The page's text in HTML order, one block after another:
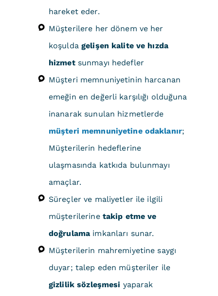
hareket eder.
Müşterilere her dönem ve her
koşuldagelişen kalite ve hızda
hizmetsunmayı hedefler
Müşteri memnuniyetinin harcanan
emeğin en değerli karşılığı olduğuna
inanarak sunulan hizmetlerde
müşteri memnuniyetine odaklanır;
Müşterilerin hedeflerine
ulaşmasında katkıda bulunmayı
amaçlar.
Süreçler ve maliyetler ile ilgili
müşterilerine takip etme ve
doğrulama imkanları sunar.
Müşterilerin mahremiyetine saygı
duyar; talep eden müşteriler ile
gizlilik sözleşmesi yaparak